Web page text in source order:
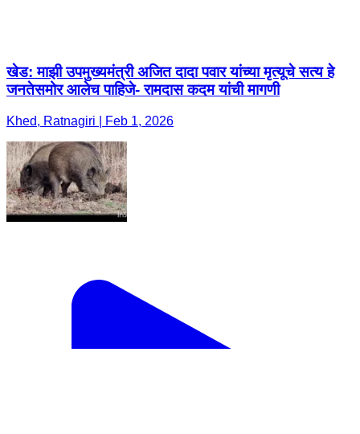
खेड: माझी उपमुख्यमंत्री अजित दादा पवार यांच्या मृत्यूचे सत्य हे
जनतेसमोर आलेच पाहिजे- रामदास कदम यांची मागणी
Khed, Ratnagiri | Feb 1, 2026